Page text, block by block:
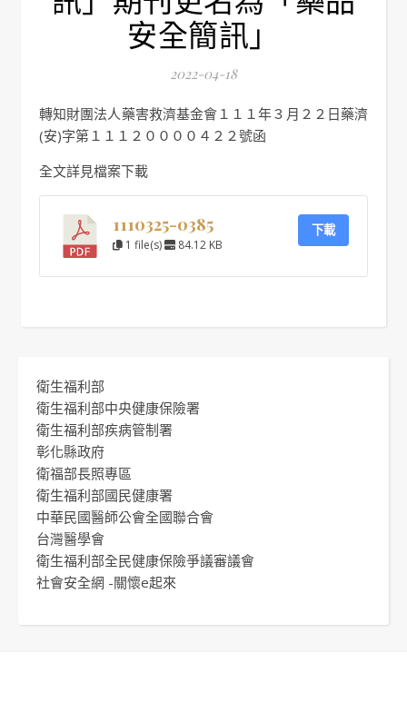
安全簡訊」
2022-04-18
轉知財團法人藥害救濟基金會１１１年３月２２日藥濟
(安)字第１１１２００００４２２號函
全文詳見檔案下載
1110325-0385
1 file(s) 84.12 KB
下載
衛生福利部
衛生福利部中央健康保險署
衛生福利部疾病管制署
彰化縣政府
衛福部長照專區
衛生福利部國民健康署
中華民國醫師公會全國聯合會
台灣醫學會
衛生福利部全民健康保險爭議審議會
社會安全網 -關懷e起來